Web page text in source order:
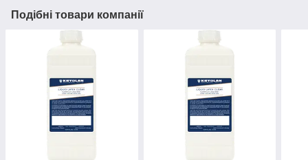
Подібні товари компанії